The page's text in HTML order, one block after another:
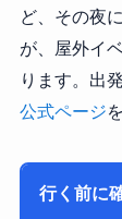
ど、その夜
が、屋外イ
ります。出
公式ページ
行く前に